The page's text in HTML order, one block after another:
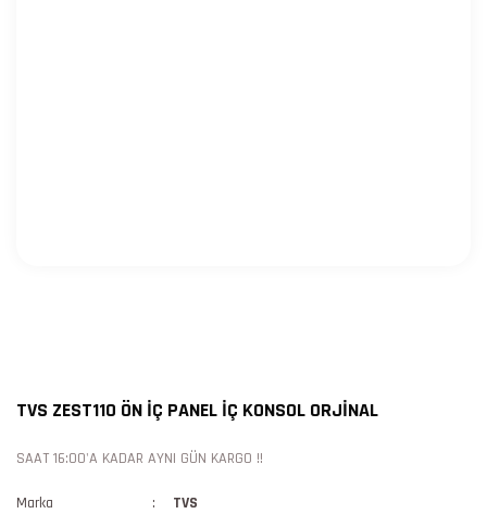
TVS ZEST110 ÖN İÇ PANEL İÇ KONSOL ORJİNAL
SAAT 16:00'A KADAR AYNI GÜN KARGO !!
Marka
TVS